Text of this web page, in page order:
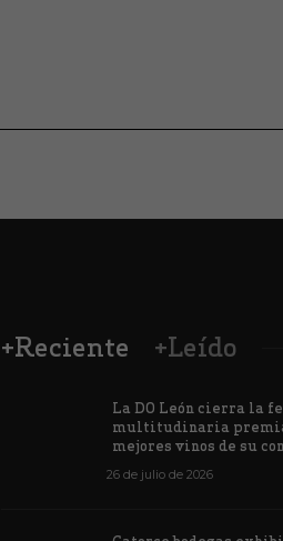
+Reciente +Leído
La DO León cierra la
multitudinaria
mejores vinos de su
26 de julio de 2026